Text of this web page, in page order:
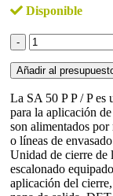
Disponible
Maquina
automatica
de
cierre
de
bolsas
de
plástico
cantidad
Añadir al
La SA 50 P P / P es
para la aplicación
son alimentados
o líneas de
Unidad de cierre de
escalonado
aplicación del